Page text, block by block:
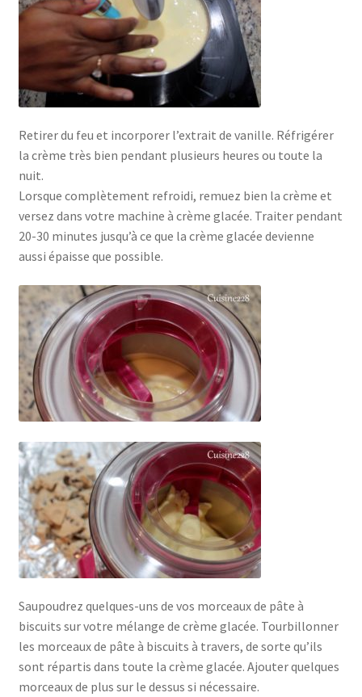
Retirer du feu et incorporer l’extrait de vanille. Réfrigérer
la crème très bien pendant plusieurs heures ou toute la
nuit.
Lorsque complètement refroidi, remuez bien la crème et
versez dans votre machine à crème glacée. Traiter pendant
20-30 minutes jusqu’à ce que la crème glacée devienne
aussi épaisse que possible.
Saupoudrez quelques-uns de vos morceaux de pâte à
biscuits sur votre mélange de crème glacée. Tourbillonner
les morceaux de pâte à biscuits à travers, de sorte qu’ils
sont répartis dans toute la crème glacée. Ajouter quelques
morceaux de plus sur le dessus si nécessaire.